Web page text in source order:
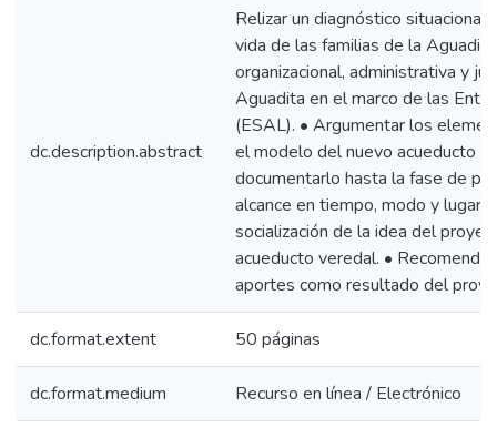
dc.description.abstract
Relizar un diagnóstico
vida de las familias de la
organizacional, administrativa y
Aguadita en el marco de las
(ESAL). • Argumentar los
el modelo del nuevo acueducto
documentarlo hasta la fase de
alcance en tiempo, modo y lugar).
socialización de la idea del
acueducto veredal. •
aportes como resultado del
dc.format.extent 50 páginas
dc.format.medium Recurso en línea / Electrónico